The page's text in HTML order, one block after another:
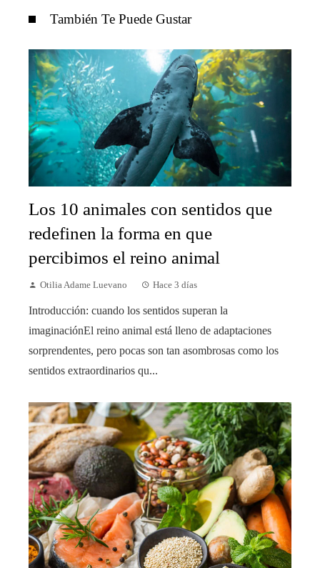
También Te Puede Gustar
Los 10 animales con sentidos que
redefinen la forma en que
percibimos el reino animal
Otilia Adame Luevano Hace 3 días
Introducción: cuando los sentidos superan la
imaginaciónEl reino animal está lleno de adaptaciones
sorprendentes, pero pocas son tan asombrosas como los
sentidos extraordinarios qu...